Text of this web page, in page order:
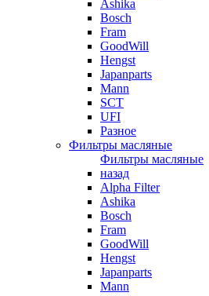
Ashika
Bosch
Fram
GoodWill
Hengst
Japanparts
Mann
SCT
UFI
Разное
Фильтры масляные
Фильтры масляные
назад
Alpha Filter
Ashika
Bosch
Fram
GoodWill
Hengst
Japanparts
Mann